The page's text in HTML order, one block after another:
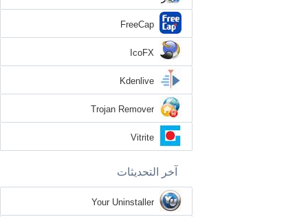
FreeCap
IcoFX
Kdenlive
Trojan Remover
Vitrite
آخر التحديثات
Your Uninstaller